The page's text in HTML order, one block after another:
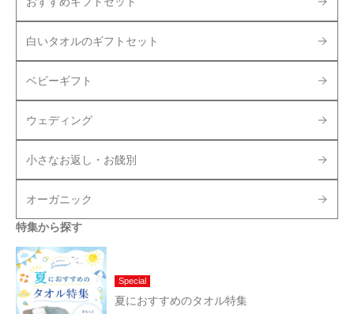
白いタオルのギフトセット
ベビーギフト
ウェディング
小さなお返し・お餞別
オーガニック
特集から探す
Special
夏におすすめのタオル特集